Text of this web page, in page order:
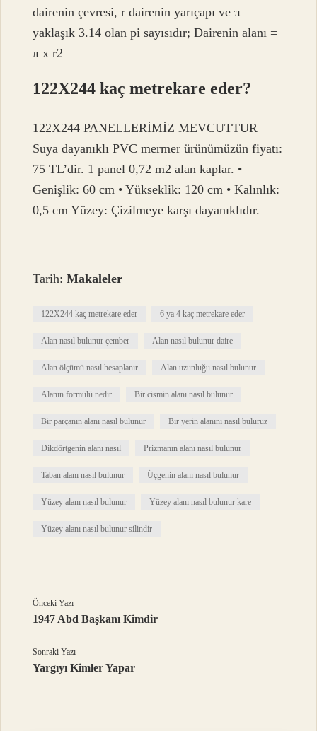
dairenin çevresi, r dairenin yarıçapı ve π
yaklaşık 3.14 olan pi sayısıdır; Dairenin alanı =
π x r2
122X244 kaç metrekare eder?
122X244 PANELLERİMİZ MEVCUTTUR
Suya dayanıklı PVC mermer ürünümüzün fiyatı:
75 TL’dir. 1 panel 0,72 m2 alan kaplar. •
Genişlik: 60 cm • Yükseklik: 120 cm • Kalınlık:
0,5 cm Yüzey: Çizilmeye karşı dayanıklıdır.
Tarih:Makaleler
122X244 kaç metrekare eder 6 ya 4 kaç metrekare eder
Alan nasıl bulunur çember Alan nasıl bulunur daire
Alan ölçümü nasıl hesaplanır Alan uzunluğu nasıl bulunur
Alanın formülü nedir Bir cismin alanı nasıl bulunur
Bir parçanın alanı nasıl bulunur Bir yerin alanını nasıl buluruz
Dikdörtgenin alanı nasıl Prizmanın alanı nasıl bulunur
Taban alanı nasıl bulunur Üçgenin alanı nasıl bulunur
Yüzey alanı nasıl bulunur Yüzey alanı nasıl bulunur kare
Yüzey alanı nasıl bulunur silindir
Önceki Yazı
1947 Abd Başkanı Kimdir
Sonraki Yazı
Yargıyı Kimler Yapar